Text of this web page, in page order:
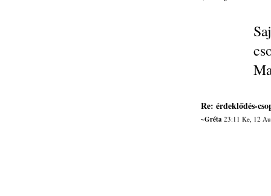
Re: érdeklődés-
~Gréta23:11 Ke, 12